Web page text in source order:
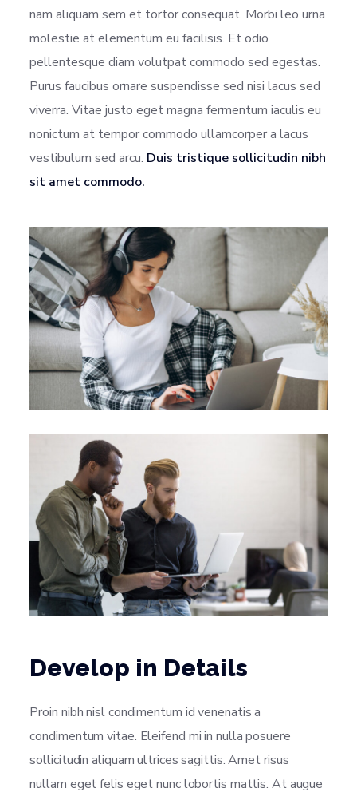
nam aliquam sem et tortor consequat. Morbi leo urna
molestie at elementum eu facilisis. Et odio
pellentesque diam volutpat commodo sed egestas.
Purus faucibus ornare suspendisse sed nisi lacus sed
viverra. Vitae justo eget magna fermentum iaculis eu
nonictum at tempor commodo ullamcorper a lacus
vestibulum sed arcu. Duis tristique sollicitudin nibh
sit amet commodo.
Develop in Details
Proin nibh nisl condimentum id venenatis a
condimentum vitae. Eleifend mi in nulla posuere
sollicitudin aliquam ultrices sagittis. Amet risus
nullam eget felis eget nunc lobortis mattis. At augue